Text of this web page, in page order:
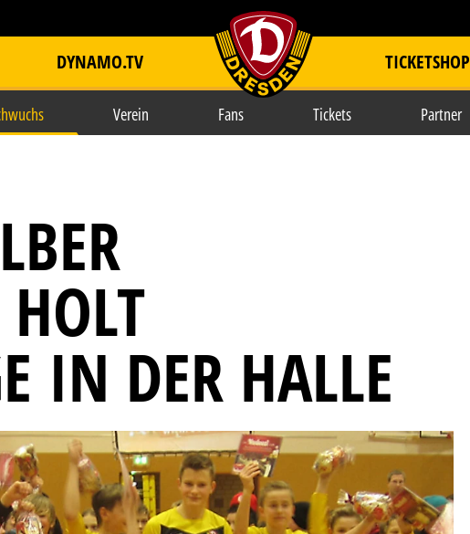
DYNAMO.TV item.title TICKETSHOP
Verein Fans Tickets Partner
IN DER HALLE